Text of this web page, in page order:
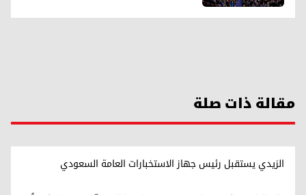
مقالة ذات صلة
الزيدي يستقبل رئيس جهاز الاستخبارات العامة السعودي